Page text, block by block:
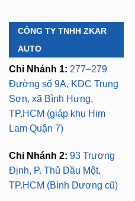
CÔNG TY TNHH ZKAR
AUTO
Chi Nhánh 1: 277–279
Đường số 9A, KDC Trung
Sơn, xã Bình Hưng,
TP.HCM (giáp khu Him
Lam Quận 7)
Chi Nhánh 2: 93 Trương
Định, P. Thủ Dầu Một,
TP.HCM (Bình Dương cũ)